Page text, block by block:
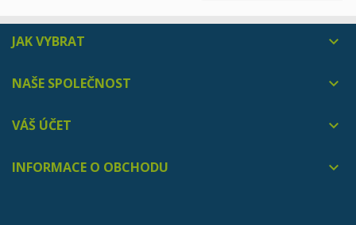
JAK VYBRAT 
NAŠE SPOLEČNOST 
VÁŠ ÚČET 
INFORMACE O OBCHODU 